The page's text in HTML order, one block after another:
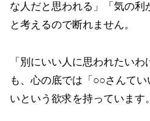
な人だと思われる」「気の利
と考えるので断れません。
「別にいい人に思われたい
も、心の底では「○○さんて
いという欲求を持っています。